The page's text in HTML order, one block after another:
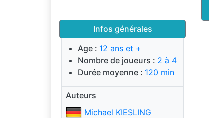
Infos générales
Age : 12 ans et +
Nombre de joueurs : 2 à 4
Durée moyenne : 120 min
Auteurs
Michael KIESLING